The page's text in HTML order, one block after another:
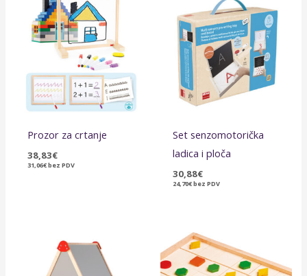
Prozor za crtanje
38,83€
31,06€bez PDV
Set senzomotorička
ladica i ploča
30,88€
24,70€bez PDV